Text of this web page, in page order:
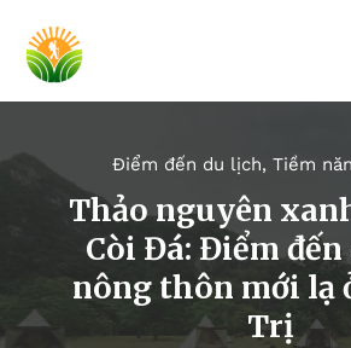
Điểm đến du lịch, Tiềm
Thảo nguyên
Còi Đá: Điểm
nông thôn mới lạ
Trị